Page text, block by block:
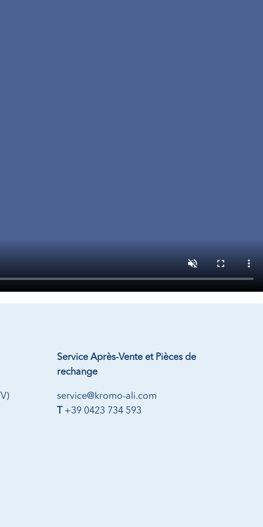
Service Après-Vente et Pièces de
rechange
service@kromo-ali.com
+39 0423 734 593